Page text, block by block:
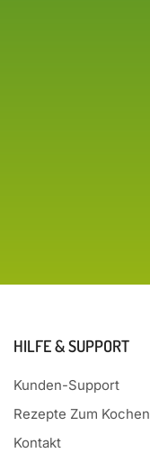
HILFE & SUPPORT
Kunden-Support
Rezepte Zum Kochen
Kontakt